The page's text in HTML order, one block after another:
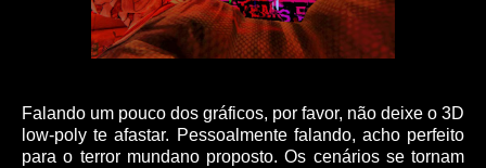
Falando um pouco dos gráficos, por favor, não deixe o 3D
low-poly te afastar. Pessoalmente falando, acho perfeito
para o terror mundano proposto. Os cenários se tornam